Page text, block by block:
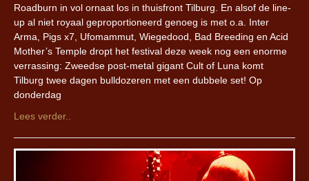
Roadburn in vol ornaat los in thuisfront Tilburg. En alsof de line-
up al niet royaal geproportioneerd genoeg is met o.a. Inter
Arma, Pigs x7, Ufomammut, Wiegedood, Bad Breeding en Acid
Mother’s Temple dropt het festival deze week nog een enorme
verrassing: Zweedse post-metal gigant Cult of Luna komt
Tilburg twee dagen bulldozeren met een dubbele set! Op
donderdag
Lees verder..